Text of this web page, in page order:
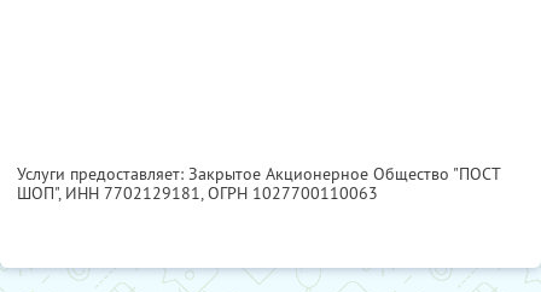
Услуги предоставляет: Закрытое Акционерное Общество "ПОСТ
ШОП", ИНН 7702129181, ОГРН 1027700110063